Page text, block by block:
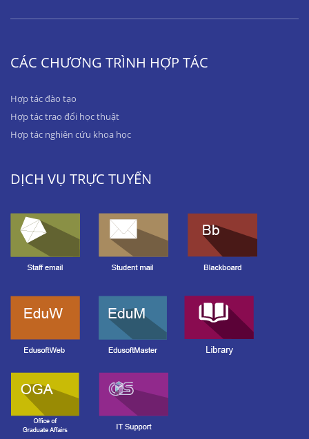
CÁC CHƯƠNG TRÌNH HỢP TÁC
Hợp tác đào tạo
Hợp tác trao đổi học thuật
Hợp tác nghiên cứu khoa học
DỊCH VỤ TRỰC TUYẾN